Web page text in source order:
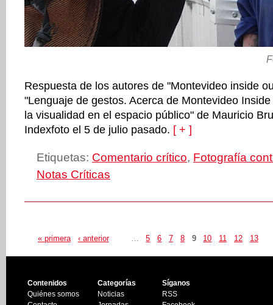
Respuesta de los autores de "Montevideo inside
"Lenguaje de gestos. Acerca de Montevideo
la visualidad en el espacio público" de Mauricio
Indexfoto el 5 de julio pasado. [ + ]
Etiquetas: Comentario crítico, Fotografía
Notas Críticas
« primera ‹ anterior … 5 6 7 8 9 10 11 12 13
Contenidos
Quiénes somos
Categorías
Noticias
Síganos
RSS